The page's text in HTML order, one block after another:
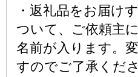
・返礼品をお届け
ついて、ご依頼主
名前が入ります。
すのでご了承くださ